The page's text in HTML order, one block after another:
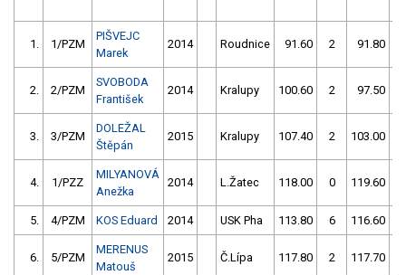
1. 1/PZM
PIŠVEJC
Marek
2014 Roudnice 91.60 2 91.80
2. 2/PZM
SVOBODA
František
2014 Kralupy 100.60 2 97.50
3. 3/PZM
DOLEŽAL
Štěpán
2015 Kralupy 107.40 2 103.00
4. 1/PZZ
MILYANOVÁ
Anežka
2014 L.Žatec 118.00 0 119.60
5. 4/PZM KOS Eduard 2014 USK Pha 113.80 6 116.60
6. 5/PZM
MERENUS
Matouš
2015 Č.Lípa 117.80 2 117.70